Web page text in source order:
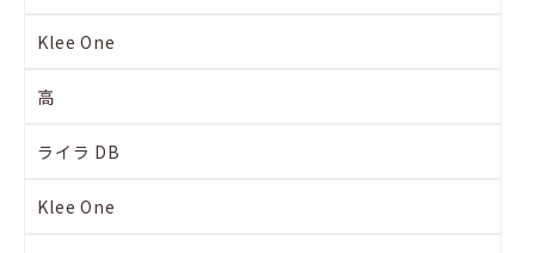
Klee One
高
ライラ DB
Klee One